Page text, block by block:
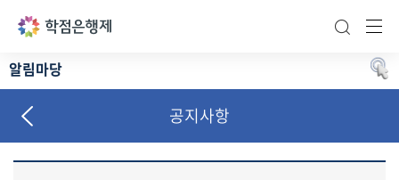
통합검색
주
알림마당
자료실
공지사항